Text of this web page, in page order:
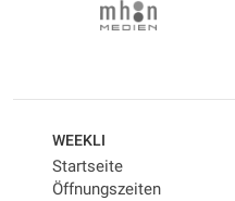
WEEKLI
Startseite
Öffnungszeiten